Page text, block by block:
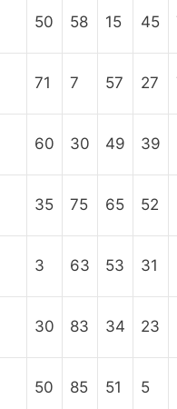
50 58 15 45
71 7 57 27
60 30 49 39
35 75 65 52
3 63 53 31
30 83 34 23
50 85 51 5